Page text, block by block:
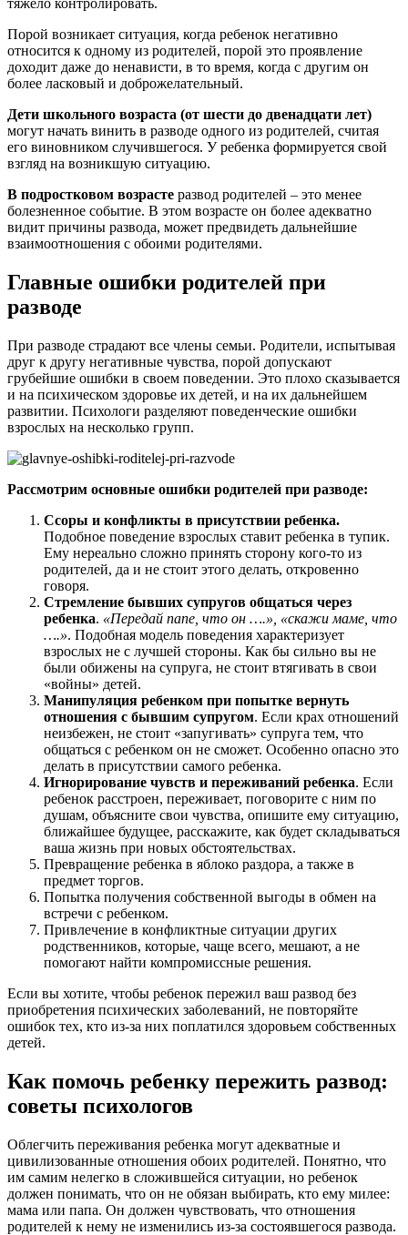
тяжело контролировать.
Порой возникает ситуация, когда ребенок негативно
относится к одному из родителей, порой это проявление
доходит даже до ненависти, в то время, когда с другим он
более ласковый и доброжелательный.
Дети школьного возраста (от шести до двенадцати лет)
могут начать винить в разводе одного из родителей, считая
его виновником случившегося. У ребенка формируется свой
взгляд на возникшую ситуацию.
В подростковом возрасте развод родителей – это менее
болезненное событие. В этом возрасте он более адекватно
видит причины развода, может предвидеть дальнейшие
взаимоотношения с обоими родителями.
Главные ошибки родителей при
разводе
При разводе страдают все члены семьи. Родители, испытывая
друг к другу негативные чувства, порой допускают
грубейшие ошибки в своем поведении. Это плохо сказывается
и на психическом здоровье их детей, и на их дальнейшем
развитии. Психологи разделяют поведенческие ошибки
взрослых на несколько групп.
Рассмотрим основные ошибки родителей при разводе:
Ссоры и конфликты в присутствии ребенка.
Подобное поведение взрослых ставит ребенка в тупик.
Ему нереально сложно принять сторону кого-то из
родителей, да и не стоит этого делать, откровенно
говоря.
Стремление бывших супругов общаться через
ребенка. «Передай папе, что он ….», «скажи маме, что
….». Подобная модель поведения характеризует
взрослых не с лучшей стороны. Как бы сильно вы не
были обижены на супруга, не стоит втягивать в свои
«войны» детей.
Манипуляция ребенком при попытке вернуть
отношения с бывшим супругом. Если крах отношений
неизбежен, не стоит «запугивать» супруга тем, что
общаться с ребенком он не сможет. Особенно опасно это
делать в присутствии самого ребенка.
Игнорирование чувств и переживаний ребенка. Если
ребенок расстроен, переживает, поговорите с ним по
душам, объясните свои чувства, опишите ему ситуацию,
ближайшее будущее, расскажите, как будет складываться
ваша жизнь при новых обстоятельствах.
Превращение ребенка в яблоко раздора, а также в
предмет торгов.
Попытка получения собственной выгоды в обмен на
встречи с ребенком.
Привлечение в конфликтные ситуации других
родственников, которые, чаще всего, мешают, а не
помогают найти компромиссные решения.
Если вы хотите, чтобы ребенок пережил ваш развод без
приобретения психических заболеваний, не повторяйте
ошибок тех, кто из-за них поплатился здоровьем собственных
детей.
Как помочь ребенку пережить развод:
советы психологов
Облегчить переживания ребенка могут адекватные и
цивилизованные отношения обоих родителей. Понятно, что
им самим нелегко в сложившейся ситуации, но ребенок
должен понимать, что он не обязан выбирать, кто ему милее:
мама или папа. Он должен чувствовать, что отношения
родителей к нему не изменились из-за состоявшегося развода.